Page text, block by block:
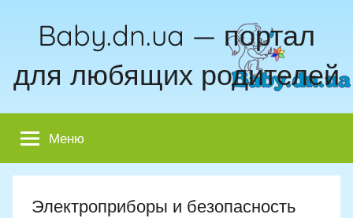
Baby.dn.ua — портал
для любящих родителей
Меню
Электроприборы и безопасность